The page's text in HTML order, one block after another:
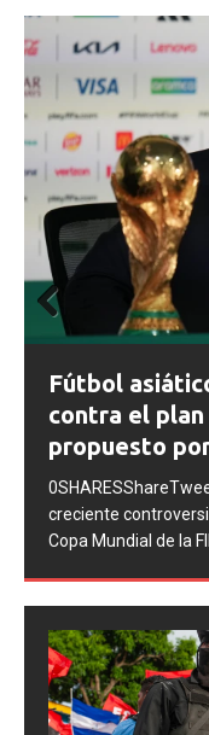
FIFA abre
contra
la final del
inició una serie de
Asociación del
de la selección
Prev